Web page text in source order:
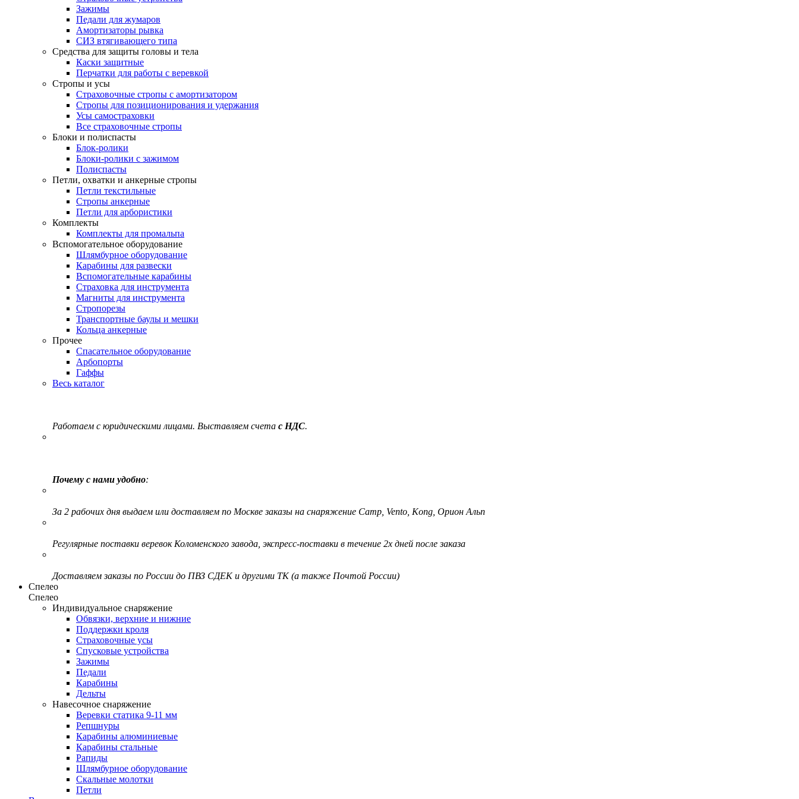
Зажимы
Педали для жумаров
Амортизаторы рывка
СИЗ втягивающего типа
Средства для защиты головы и тела
Каски защитные
Перчатки для работы с веревкой
Стропы и усы
Страховочные стропы с амортизатором
Стропы для позиционирования и удержания
Усы самостраховки
Все страховочные стропы
Блоки и полиспасты
Блок-ролики
Блоки-ролики с зажимом
Полиспасты
Петли, охватки и анкерные стропы
Петли текстильные
Стропы анкерные
Петли для арбористики
Комплекты
Комплекты для промальпа
Вспомогательное оборудование
Шлямбурное оборудование
Карабины для развески
Вспомогательные карабины
Страховка для инструмента
Магниты для инструмента
Стропорезы
Транспортные баулы и мешки
Кольца анкерные
Прочее
Спасательное оборудование
Арбопорты
Гаффы
Весь каталог
Работаем с юридическими лицами. Выставляем счета с НДС.
Почему с нами удобно:
За 2 рабочих дня выдаем или доставляем по Москве заказы на снаряжение Camp, Vento, Kong, Орион Альп
Регулярные поставки веревок Коломенского завода, экспресс-поставки в течение 2х дней после заказа
Доставляем заказы по России до ПВЗ СДЕК и другими ТК (а также Почтой России)
Спелео
Спелео
Индивидуальное снаряжение
Обвязки, верхние и нижние
Поддержки кроля
Страховочные усы
Спусковые устройства
Зажимы
Педали
Карабины
Дельты
Навесочное снаряжение
Веревки статика 9-11 мм
Репшнуры
Карабины алюминиевые
Карабины стальные
Рапиды
Шлямбурное оборудование
Скальные молотки
Петли